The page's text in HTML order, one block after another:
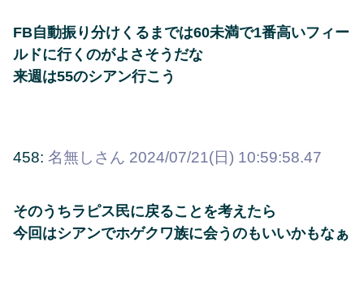
FB自動振り分けくるまでは60未満で1番高いフィー
ルドに行くのがよさそうだな
来週は55のシアン行こう
458: 名無しさん 2024/07/21(日) 10:59:58.47
そのうちラピス民に戻ることを考えたら
今回はシアンでホゲクワ族に会うのもいいかもなぁ